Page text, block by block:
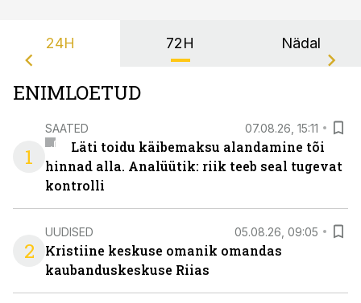
24H 72H Nädal
ENIMLOETUD
1
SAATED 07.08.26, 15:11
Läti toidu käibemaksu alandamine tõi
hinnad alla. Analüütik: riik teeb seal tugevat
kontrolli
2
UUDISED 05.08.26, 09:05
Kristiine keskuse omanik omandas
kaubanduskeskuse Riias